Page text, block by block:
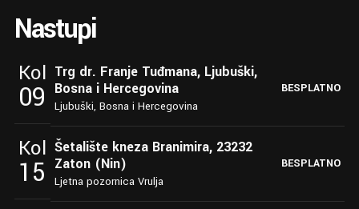
Nastupi
Kol
09
Trg dr. Franje Tuđmana, Ljubuški,
Bosna i Hercegovina
Ljubuški, Bosna i Hercegovina
BESPLATNO
Kol
15
Šetalište kneza Branimira, 23232
Zaton (Nin)
Ljetna pozornica Vrulja
BESPLATNO